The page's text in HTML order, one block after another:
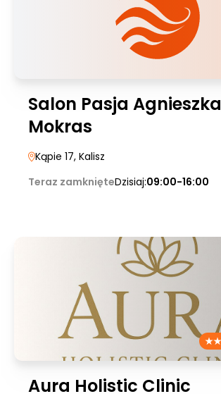
Salon Pasja Agnieszka
Mokras
Kąpie 17, Kalisz
Teraz zamknięteDzisiaj:09:00-16:00
Aura Holistic Clinic